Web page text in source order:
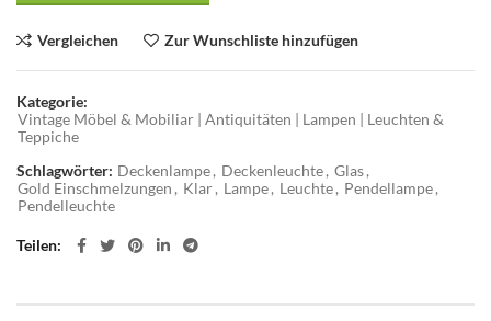
Vergleichen Zur Wunschliste hinzufügen
Kategorie:
Vintage Möbel & Mobiliar | Antiquitäten | Lampen | Leuchten &
Teppiche
Schlagwörter: Deckenlampe, Deckenleuchte, Glas,
Gold Einschmelzungen , Klar, Lampe, Leuchte, Pendellampe,
Pendelleuchte
Teilen